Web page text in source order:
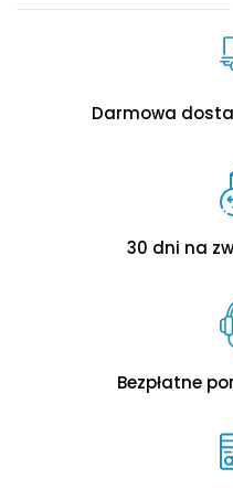
Darmowa
30 dni na
Bezpłatne